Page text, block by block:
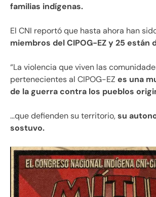
familias indígenas.
El CNI reportó que hasta ahora han
miembros del CIPOG-EZ y 25 están
“La violencia que viven las
pertenecientes al CIPOG-EZ es una
de la guerra contra los pueblos
…que defienden su territorio,su
sostuvo.